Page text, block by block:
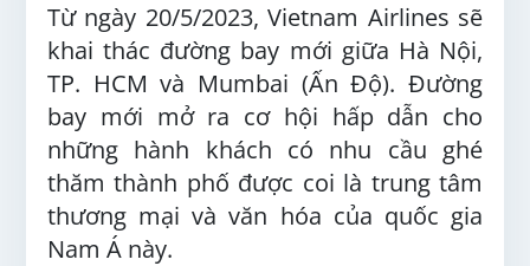
Từ ngày 20/5/2023, Vietnam Airlines sẽ
khai thác đường bay mới giữa Hà Nội,
TP. HCM và Mumbai (Ấn Độ). Đường
bay mới mở ra cơ hội hấp dẫn cho
những hành khách có nhu cầu ghé
thăm thành phố được coi là trung tâm
thương mại và văn hóa của quốc gia
Nam Á này.